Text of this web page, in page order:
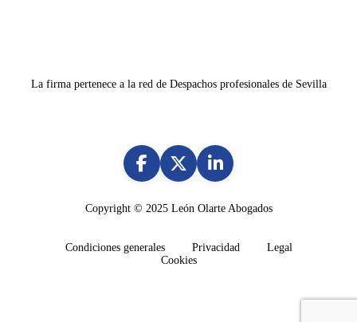
La firma pertenece a la red de Despachos profesionales de Sevilla
Copyright © 2025 León Olarte Abogados
Condiciones generales Privacidad
Legal
Cookies